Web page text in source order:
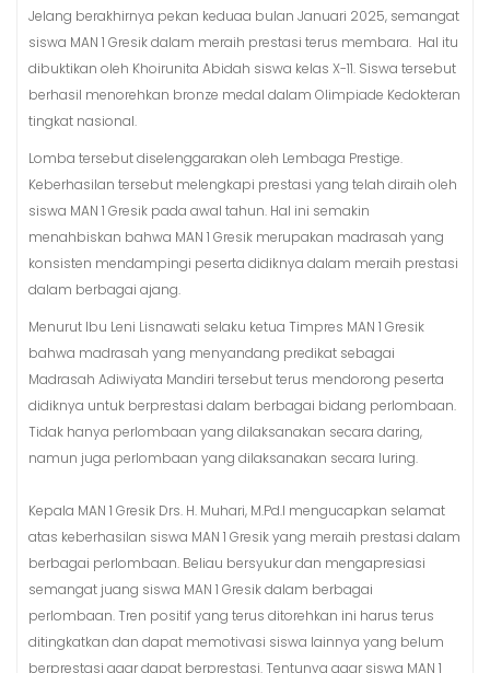
Jelang berakhirnya pekan keduaa bulan Januari 2025, semangat
siswa MAN 1 Gresik dalam meraih prestasi terus membara. Hal itu
dibuktikan oleh Khoirunita Abidah siswa kelas X-11. Siswa tersebut
berhasil menorehkan bronze medal dalam Olimpiade Kedokteran
tingkat nasional.
Lomba tersebut diselenggarakan oleh Lembaga Prestige.
Keberhasilan tersebut melengkapi prestasi yang telah diraih oleh
siswa MAN 1 Gresik pada awal tahun. Hal ini semakin
menahbiskan bahwa MAN 1 Gresik merupakan madrasah yang
konsisten mendampingi peserta didiknya dalam meraih prestasi
dalam berbagai ajang.
Menurut Ibu Leni Lisnawati selaku ketua Timpres MAN 1 Gresik
bahwa madrasah yang menyandang predikat sebagai
Madrasah Adiwiyata Mandiri tersebut terus mendorong peserta
didiknya untuk berprestasi dalam berbagai bidang perlombaan.
Tidak hanya perlombaan yang dilaksanakan secara daring,
namun juga perlombaan yang dilaksanakan secara luring.
Kepala MAN 1 Gresik Drs. H. Muhari, M.Pd.I mengucapkan selamat
atas keberhasilan siswa MAN 1 Gresik yang meraih prestasi dalam
berbagai perlombaan. Beliau bersyukur dan mengapresiasi
semangat juang siswa MAN 1 Gresik dalam berbagai
perlombaan. Tren positif yang terus ditorehkan ini harus terus
ditingkatkan dan dapat memotivasi siswa lainnya yang belum
berprestasi agar dapat berprestasi. Tentunya agar siswa MAN 1